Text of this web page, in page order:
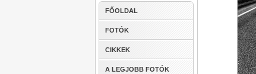
FŐOLDAL
FOTÓK
CIKKEK
A LEGJOBB FOTÓK